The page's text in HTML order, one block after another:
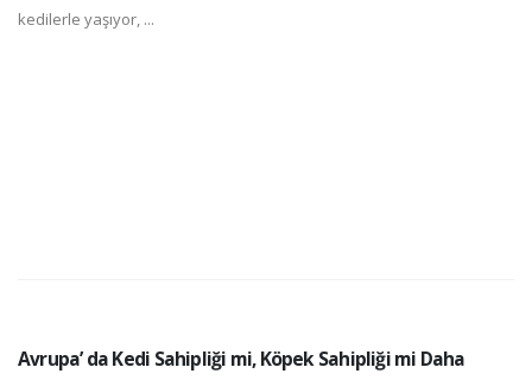
kedilerle yaşıyor, ...
Avrupa’ da Kedi Sahipliği mi, Köpek Sahipliği mi Daha